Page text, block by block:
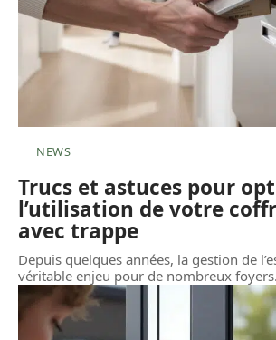
NEWS
Trucs et astuces pour
l’utilisation de votre
avec trappe
Depuis quelques années, la gestion de
véritable enjeu pour de nombreux